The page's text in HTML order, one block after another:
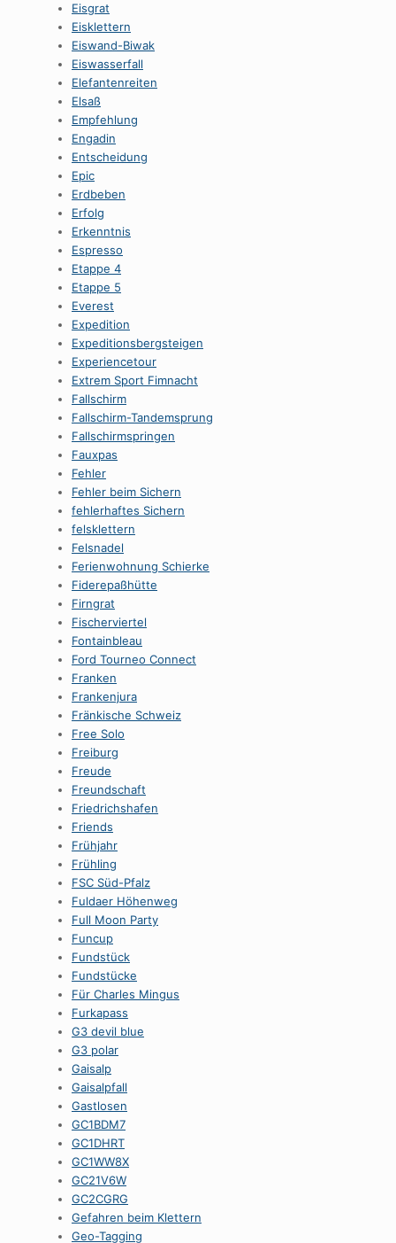
Eisgrat
Eisklettern
Eiswand-Biwak
Eiswasserfall
Elefantenreiten
Elsaß
Empfehlung
Engadin
Entscheidung
Epic
Erdbeben
Erfolg
Erkenntnis
Espresso
Etappe 4
Etappe 5
Everest
Expedition
Expeditionsbergsteigen
Experiencetour
Extrem Sport Fimnacht
Fallschirm
Fallschirm-Tandemsprung
Fallschirmspringen
Fauxpas
Fehler
Fehler beim Sichern
fehlerhaftes Sichern
felsklettern
Felsnadel
Ferienwohnung Schierke
Fiderepaßhütte
Firngrat
Fischerviertel
Fontainbleau
Ford Tourneo Connect
Franken
Frankenjura
Fränkische Schweiz
Free Solo
Freiburg
Freude
Freundschaft
Friedrichshafen
Friends
Frühjahr
Frühling
FSC Süd-Pfalz
Fuldaer Höhenweg
Full Moon Party
Funcup
Fundstück
Fundstücke
Für Charles Mingus
Furkapass
G3 devil blue
G3 polar
Gaisalp
Gaisalpfall
Gastlosen
GC1BDM7
GC1DHRT
GC1WW8X
GC21V6W
GC2CGRG
Gefahren beim Klettern
Geo-Tagging